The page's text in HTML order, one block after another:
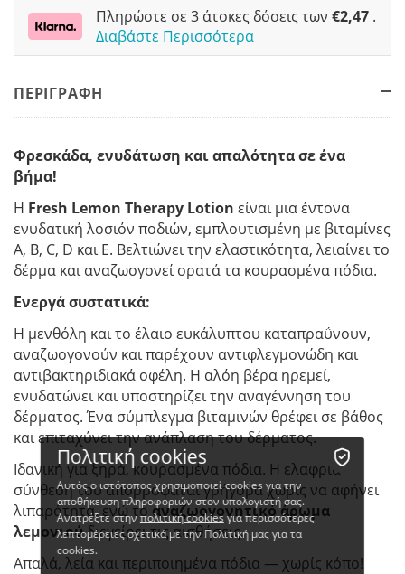
Πληρώστε σε 3 άτοκες δόσεις των €2,47 .
Διαβάστε Περισσότερα
ΠΕΡΙΓΡΑΦΗ
Φρεσκάδα, ενυδάτωση και απαλότητα σε ένα
βήμα!
Η Fresh Lemon Therapy Lotion είναι μια έντονα
ενυδατική λοσιόν ποδιών, εμπλουτισμένη με βιταμίνες
A, B, C, D και E. Βελτιώνει την ελαστικότητα, λειαίνει το
δέρμα και αναζωογονεί ορατά τα κουρασμένα πόδια.
Ενεργά συστατικά:
Η μενθόλη και το έλαιο ευκάλυπτου καταπραΰνουν,
αναζωογονούν και παρέχουν αντιφλεγμονώδη και
αντιβακτηριδιακά οφέλη. Η αλόη βέρα ηρεμεί,
ενυδατώνει και υποστηρίζει την αναγέννηση του
δέρματος. Ένα σύμπλεγμα βιταμινών θρέφει σε βάθος
και επιταχύνει την ανάπλαση του δέρματος.
Ιδανική για ξηρά, κουρασμένα πόδια. Η ελαφριά
σύνθεσή του απορροφάται γρήγορα χωρίς να αφήνει
λιπαρότητα, ενώ τοαναζωογονητικό άρωμα
λεμονιούδιεγείρει τις αισθήσεις.
Απαλά, λεία και περιποιημένα πόδια — χωρίς κόπο!
Πολιτική cookies
Αυτός ο ιστότοπος χρησιμοποιεί cookies για την
αποθήκευση πληροφοριών στον υπολογιστή σας.
Ανατρέξτε στηνπολιτική cookiesγια περισσότερες
λεπτομέρειες σχετικά με την Πολιτική μας για τα
cookies.